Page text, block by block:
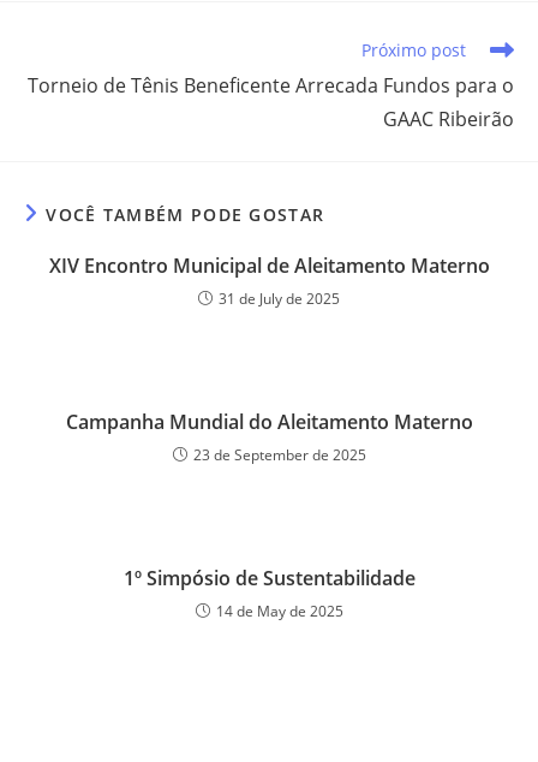
Próximo post
Torneio de Tênis Beneficente Arrecada Fundos para o
GAAC Ribeirão
VOCÊ TAMBÉM PODE GOSTAR
XIV Encontro Municipal de Aleitamento Materno
31 de July de 2025
Campanha Mundial do Aleitamento Materno
23 de September de 2025
1º Simpósio de Sustentabilidade
14 de May de 2025